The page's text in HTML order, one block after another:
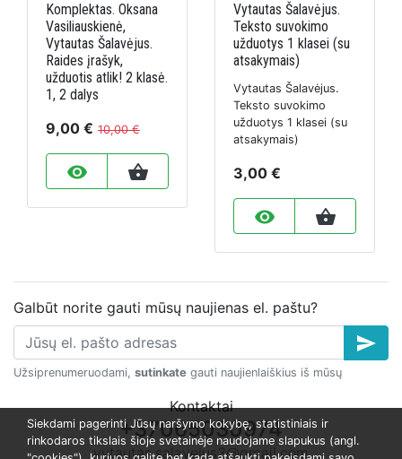
Komplektas. Oksana
Vasiliauskienė,
Vytautas Šalavėjus.
Raides įrašyk,
užduotis atlik! 2 klasė.
1, 2 dalys
9,00 € 10,00 €
remove_red_eye shopping_basket
Vytautas Šalavėjus.
Teksto suvokimo
užduotys 1 klasei (su
atsakymais)
Vytautas Šalavėjus.
Teksto suvokimo
užduotys 1 klasei (su
atsakymais)
3,00 €
remove_red_eye shopping_basket
Galbūt norite gauti mūsų naujienas el. paštu?
send
Užsiprenumeruodami, sutinkate gauti naujienlaiškius iš mūsų
Kontaktai
+37065030974
vytautas.salavejus3@gmail.com
Siekdami pagerinti Jūsų naršymo kokybę, statistiniais ir
rinkodaros tikslais šioje svetainėje naudojame slapukus (angl.